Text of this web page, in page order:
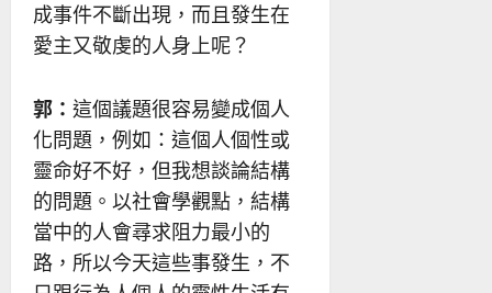
成事件不斷出現，而且發生在
愛主又敬虔的人身上呢？
郭： 這個議題很容易變成個人
化問題，例如：這個人個性或
靈命好不好，但我想談論結構
的問題。以社會學觀點，結構
當中的人會尋求阻力最小的
路，所以今天這些事發生，不